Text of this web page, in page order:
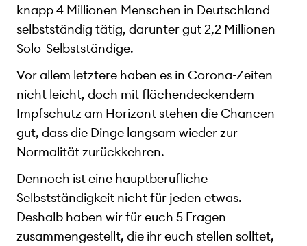
knapp 4 Millionen Menschen in Deutschland
selbstständig tätig, darunter gut 2,2 Millionen
Solo-Selbstständige.
Vor allem letztere haben es in Corona-Zeiten
nicht leicht, doch mit flächendeckendem
Impfschutz am Horizont stehen die Chancen
gut, dass die Dinge langsam wieder zur
Normalität zurückkehren.
Dennoch ist eine hauptberufliche
Selbstständigkeit nicht für jeden etwas.
Deshalb haben wir für euch 5 Fragen
zusammengestellt, die ihr euch stellen solltet,